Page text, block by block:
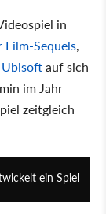
in
Film-Sequels,
Ubisoftauf sich
im Jahr
zeitgleich
ein Spiel